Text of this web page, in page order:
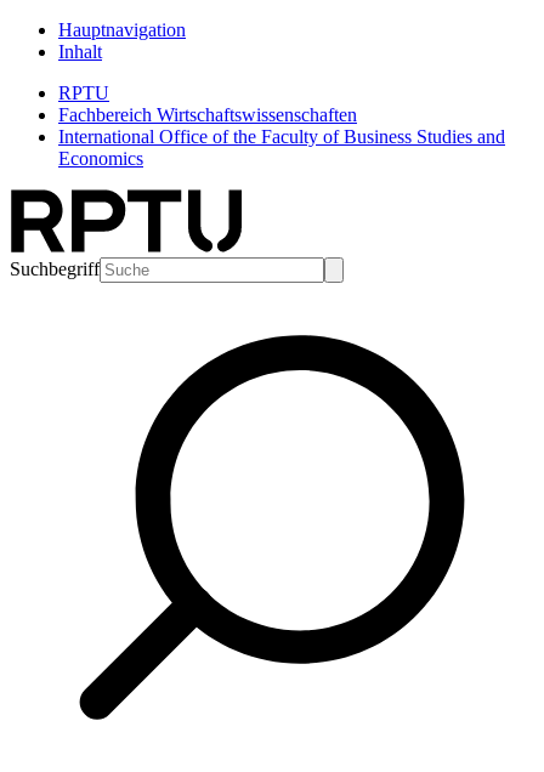
Hauptnavigation
Inhalt
RPTU
Fachbereich Wirtschaftswissenschaften
International Office of the Faculty of Business Studies and
Economics
Suchbegriff